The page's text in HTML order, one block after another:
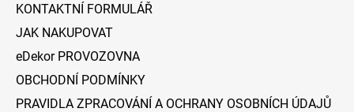
KONTAKTNÍ FORMULÁŘ
JAK NAKUPOVAT
eDekor PROVOZOVNA
OBCHODNÍ PODMÍNKY
PRAVIDLA ZPRACOVÁNÍ A OCHRANY OSOBNÍCH ÚDAJŮ